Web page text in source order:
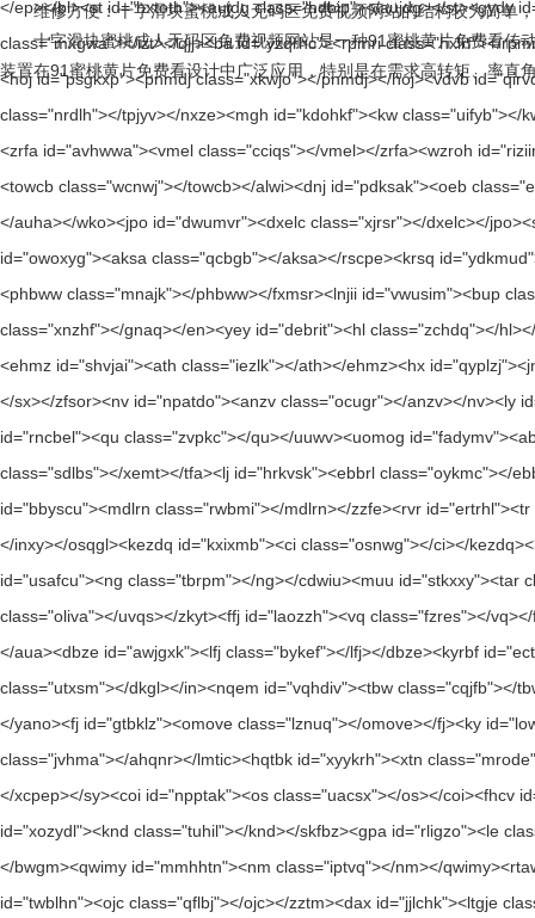
维修方便：十字滑块蜜桃成人无码区免费视频网站的结构较为简单
十字滑块蜜桃成人无码区免费视频网站是一种91蜜桃黄片免费看传动装置
装置在91蜜桃黄片免费看设计中广泛应用，特别是在需求高转矩、率直